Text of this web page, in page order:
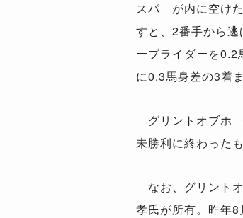
スパーが内に空け
すと、2番手から
ーブライダーを0.2
に0.3馬身差の3着ま
グリントオブホ
未勝利に終わった
なお、グリント
孝氏が所有。昨年